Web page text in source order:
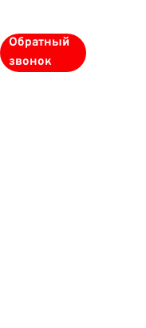
Обратный
звонок